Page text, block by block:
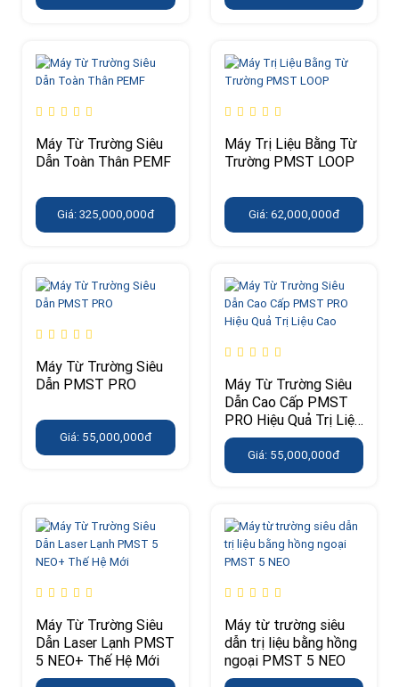
Máy Từ Trường Siêu
Dẫn Toàn Thân PEMF
Giá: 325,000,000đ
Máy Trị Liệu Bằng Từ
Trường PMST LOOP
Giá: 62,000,000đ
Máy Từ Trường Siêu
Dẫn PMST PRO
Giá: 55,000,000đ
Máy Từ Trường Siêu
Dẫn Cao Cấp PMST
PRO Hiệu Quả Trị Liệu
Cao
Giá: 55,000,000đ
Máy Từ Trường Siêu
Dẫn Laser Lạnh PMST
5 NEO+ Thế Hệ Mới
Máy từ trường siêu
dẫn trị liệu bằng hồng
ngoại PMST 5 NEO